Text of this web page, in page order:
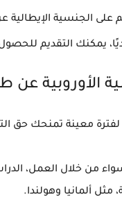
على الجنسية الإيطالية
يمكنك التقديم
لفترة معينة تمنحك حق
من خلال العمل،
، مثل ألمانيا وهولندا.